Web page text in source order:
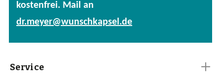
Vitalpilze
Vitamine
kostenfrei. Mail an
dr.meyer@wunschkapsel.de
Service